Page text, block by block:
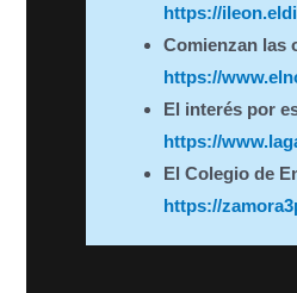
https://
Comienzan las
https://
El interés por
https://
El Colegio de
https://